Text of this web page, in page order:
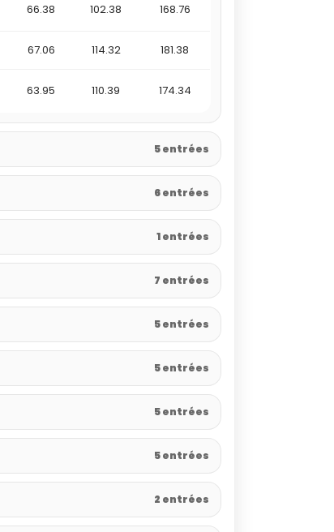
66.38 102.38 168.76
67.06 114.32 181.38
63.95 110.39 174.34
5 entrées
6 entrées
1 entrées
7 entrées
5 entrées
5 entrées
5 entrées
5 entrées
2 entrées